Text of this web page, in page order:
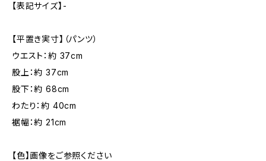
【表記サイズ】-
【平置き実寸】（パンツ）
ウエスト：約 37cm
股上：約 37cm
股下：約 68cm
わたり：約 40cm
裾幅：約 21cm
【色】画像をご参照ください